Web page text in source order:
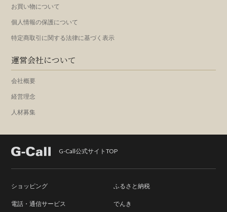
お買い物について
個人情報の保護について
特定商取引に関する法律に基づく表示
運営会社について
会社概要
経営理念
人材募集
G-Call公式サイトTOP
ショッピング ふるさと納税
電話・通信サービス でんき